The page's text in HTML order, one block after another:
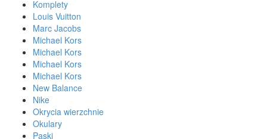
Komplety
Louis Vuitton
Marc Jacobs
Michael Kors
Michael Kors
Michael Kors
Michael Kors
New Balance
Nike
Okrycia wierzchnie
Okulary
Paski